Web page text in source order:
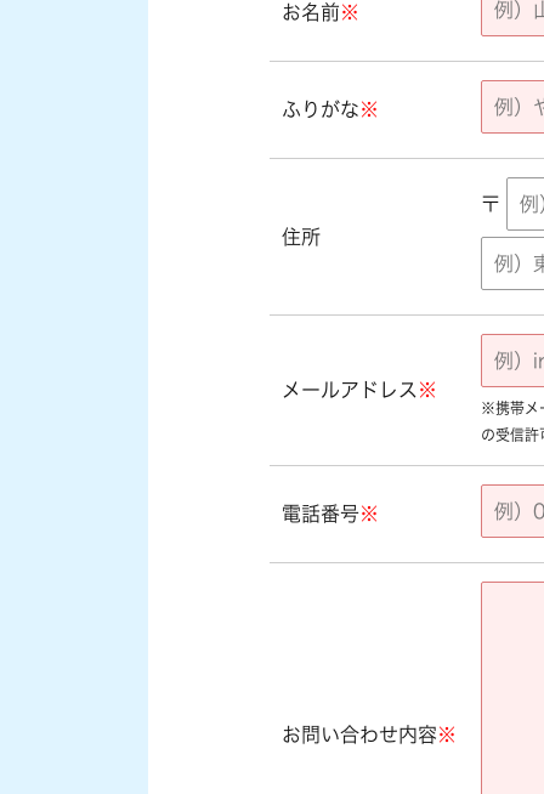
お名前※
ふりがな※
住所
〒
メールアドレス ※
※携帯メ
の受信許
電話番号※
お問い合わせ内容※